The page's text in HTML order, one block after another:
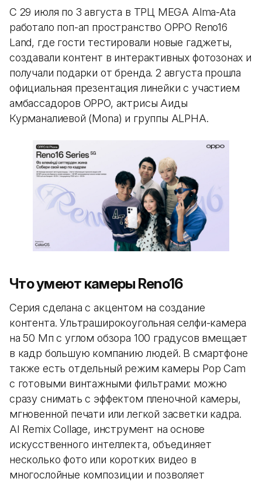
С 29 июля по 3 августа в ТРЦ MEGA Alma-Ata
работало поп-ап пространство OPPO Reno16
Land, где гости тестировали новые гаджеты,
создавали контент в интерактивных фотозонах и
получали подарки от бренда. 2 августа прошла
официальная презентация линейки с участием
амбассадоров OPPO, актрисы Аиды
Курманалиевой (Mona) и группы ALPHA.
Что умеют камеры Reno16
Серия сделана с акцентом на создание
контента. Ультраширокоугольная селфи-камера
на 50 Мп с углом обзора 100 градусов вмещает
в кадр большую компанию людей. В смартфоне
также есть отдельный режим камеры Pop Cam
с готовыми винтажными фильтрами: можно
сразу снимать с эффектом пленочной камеры,
мгновенной печати или легкой засветки кадра.
AI Remix Collage, инструмент на основе
искусственного интеллекта, объединяет
несколько фото или коротких видео в
многослойные композиции и позволяет